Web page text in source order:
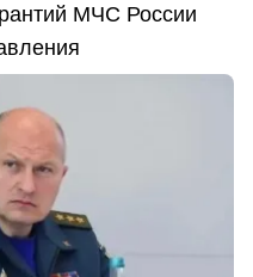
МЧС России